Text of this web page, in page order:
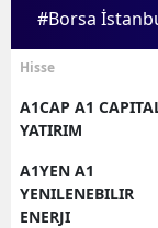
#Borsa
Hisse
A1CAP A1
YATIRIM
A1YEN A1
YENILENEBILIR
ENERJI